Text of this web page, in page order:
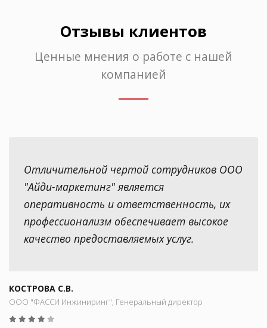
Отзывы клиентов
Ценные мнения о работе с нашей
компанией
Отличительной чертой сотрудников ООО
"Айди-маркетинг" является
оперативность и ответственность, их
профессионализм обеспечивает высокое
качество предоставляемых услуг.
КОСТРОВА С.В.
ООО "ФАССИ Инжиниринг", Генеральный директор